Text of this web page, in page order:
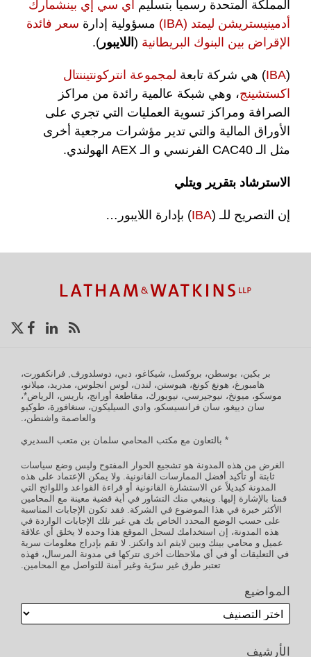
المملكة المتحدة رسمياً بتسليم آي سي إي بينشمارك
أدمينيستريشن ليمتد (IBA)
مسؤولية إدارة سعر فائدة
الإقراض بين البنوك البريطانية ( اللايبور ).
(
IBA) هي شركة تابعة لمجموعة انتركونتيننتال
اكستشينج، وهي شبكة عالمية رائدة من مراكز
الصرافة ومراكز تسوية العمليات التي تجري على
الأوراق المالية والتي تدير مؤشرات مرجعية أخرى
مثل الـ CAC40 الفرنسي و الـ AEX الهولندي.
الاسترشاد بتقرير ويتلي
إن التصريح للـ (IBA) بإدارة اللايبور …
بر بكين، بوسطن، بروكسل، شيكاغو، دبي، دوسلدورف, فرانكفورت،
هامبورغ، هونغ كونغ، هيوستن، لندن، لوس انجلوس، مدريد، ميلانو،
موسكو، ميونخ، نيوجيرسي، نيويورك، مقاطعة أورانج، باريس، الرياض*،
سان دييغو، سان فرانسيسكو، وادي السيليكون، سنغافورة، طوكيو
والعاصمة واشنطن،.
* بالتعاون مع مكتب المحامي سلمان بن متعب السديري
الغرض من هذه المدونة هو تشجيع الحوار المفتوح وليس وضع سياسات
ثابتة أو تأكيد أفضل الممارسات القانونية. ولا يمكن الإعتماد على هذه
المدونة كبديلاً عن الاستشارة القانونية أو قراءة القواعد واللوائح التي
قمنا بالإشارة إليها. وينبغي منك التشاور في أية قضية معينة مع المحامين
الأكثر خبرة في هذا الموضوع في الشركة. فقد تكون الإجابات المناسبة
على حسب الوضع المحدد الخاص بك هي غير تلك الإجابات الواردة في
هذه المدونة، إن استخدامك لسجل الموقع هذا وحده لا يخلق أي علاقة
عميل و محامي بينك وبين لايثم اند واتكنز. لا تقم بإدراج معلومات سرية
في التعليقات أو في أي ملاحظات أخرى تتركها في مدونة المرسال، فهذه
تعتبر طرق غير سرّية وغير آمنة للتواصل مع المحامين.
المواضيع
الأرشيف